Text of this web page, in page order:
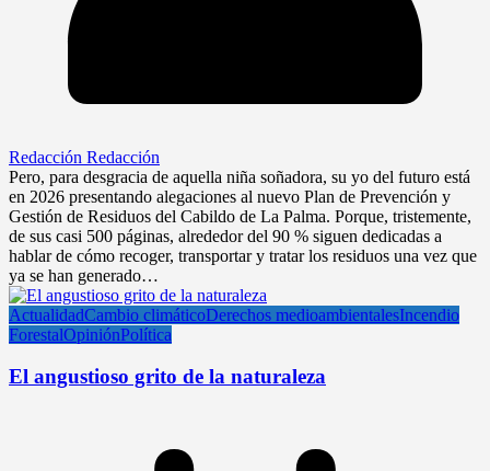
Redacción Redacción
Pero, para desgracia de aquella niña soñadora, su yo del futuro está
en 2026 presentando alegaciones al nuevo Plan de Prevención y
Gestión de Residuos del Cabildo de La Palma. Porque, tristemente,
de sus casi 500 páginas, alrededor del 90 % siguen dedicadas a
hablar de cómo recoger, transportar y tratar los residuos una vez que
ya se han generado…
ActualidadCambio climáticoDerechos medioambientalesIncendio
ForestalOpiniónPolítica
El angustioso grito de la naturaleza